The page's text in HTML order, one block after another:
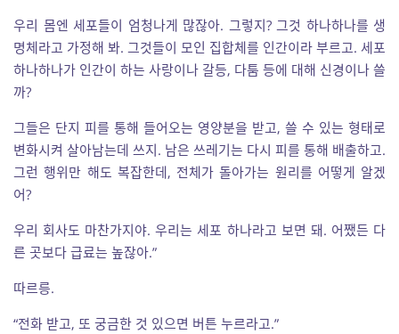
우리 몸엔 세포들이 엄청나게 많잖아. 그렇지? 그것 하나하나를 생
명체라고 가정해 봐. 그것들이 모인 집합체를 인간이라 부르고. 세포
하나하나가 인간이 하는 사랑이나 갈등, 다툼 등에 대해 신경이나 쓸
까?
그들은 단지 피를 통해 들어오는 영양분을 받고, 쓸 수 있는 형태로
변화시켜 살아남는데 쓰지. 남은 쓰레기는 다시 피를 통해 배출하고.
그런 행위만 해도 복잡한데, 전체가 돌아가는 원리를 어떻게 알겠
어?
우리 회사도 마찬가지야. 우리는 세포 하나라고 보면 돼. 어쨌든 다
른 곳보다 급료는 높잖아.”
따르릉.
“전화 받고, 또 궁금한 것 있으면 버튼 누르라고.”